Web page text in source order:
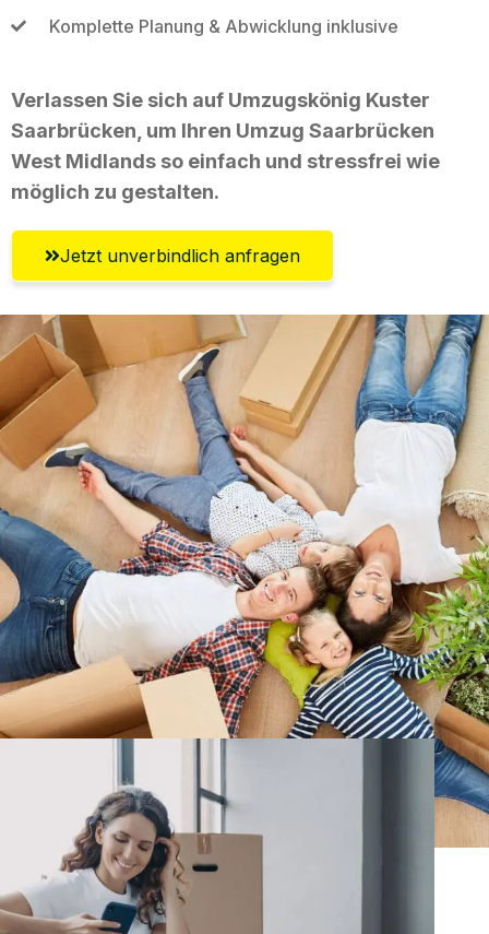
Komplette Planung & Abwicklung inklusive
Verlassen Sie sich auf Umzugskönig Kuster
Saarbrücken, um Ihren Umzug Saarbrücken
West Midlands so einfach und stressfrei wie
möglich zu gestalten.
Jetzt unverbindlich anfragen